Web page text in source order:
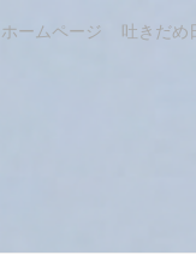
ホームページ 吐きだめ